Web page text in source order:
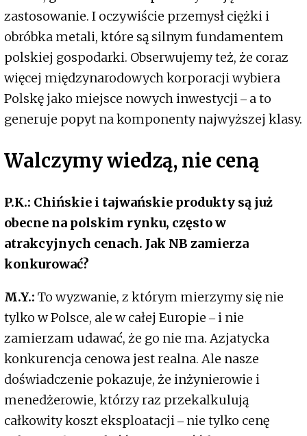
zastosowanie. I oczywiście przemysł ciężki i
obróbka metali, które są silnym fundamentem
polskiej gospodarki. Obserwujemy też, że coraz
więcej międzynarodowych korporacji wybiera
Polskę jako miejsce nowych inwestycji ‒ a to
generuje popyt na komponenty najwyższej klasy.
Walczymy wiedzą, nie ceną
P.K.: Chińskie i tajwańskie produkty są już
obecne na polskim rynku, często w
atrakcyjnych cenach. Jak NB zamierza
konkurować?
M.Y.: To wyzwanie, z którym mierzymy się nie
tylko w Polsce, ale w całej Europie ‒ i nie
zamierzam udawać, że go nie ma. Azjatycka
konkurencja cenowa jest realna. Ale nasze
doświadczenie pokazuje, że inżynierowie i
menedżerowie, którzy raz przekalkulują
całkowity koszt eksploatacji ‒ nie tylko cenę